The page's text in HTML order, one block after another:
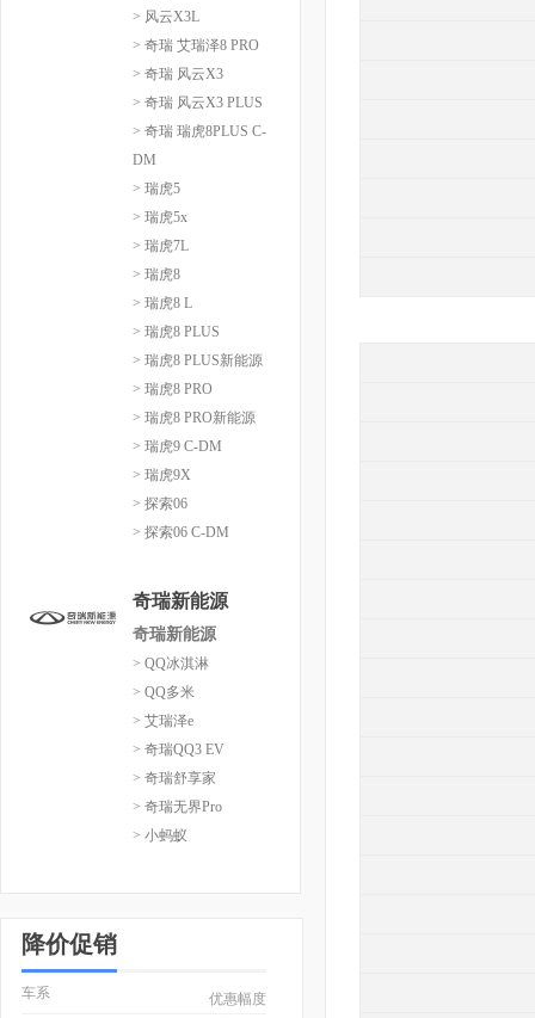
> 风云X3L
> 奇瑞 艾瑞泽8 PRO
> 奇瑞 风云X3
> 奇瑞 风云X3 PLUS
> 奇瑞 瑞虎8PLUS C-
DM
> 瑞虎5
> 瑞虎5x
> 瑞虎7L
> 瑞虎8
> 瑞虎8 L
> 瑞虎8 PLUS
> 瑞虎8 PLUS新能源
> 瑞虎8 PRO
> 瑞虎8 PRO新能源
> 瑞虎9 C-DM
> 瑞虎9X
> 探索06
> 探索06 C-DM
奇瑞新能源
奇瑞新能源
> QQ冰淇淋
> QQ多米
> 艾瑞泽e
> 奇瑞QQ3 EV
> 奇瑞舒享家
> 奇瑞无界Pro
> 小蚂蚁
降价促销
车系 优惠幅度